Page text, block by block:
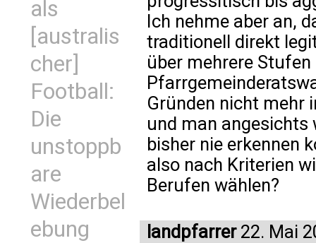
als
[australis
cher]
Football:
Die
unstoppb
are
Wiederbel
ebung
Ich nehme aber an,
traditionell direkt
über mehrere
Gründen nicht mehr
und man angesichts
bisher nie erkennen
also nach Kriterien
Berufen wählen?
landpfarrer22. Mai